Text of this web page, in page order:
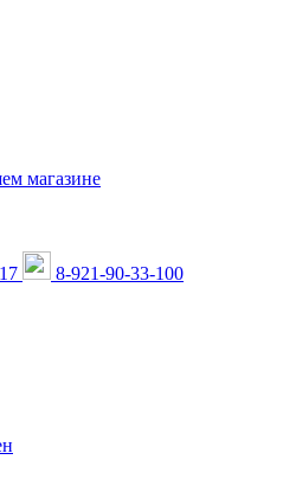
магазине
8-921-90-33-100